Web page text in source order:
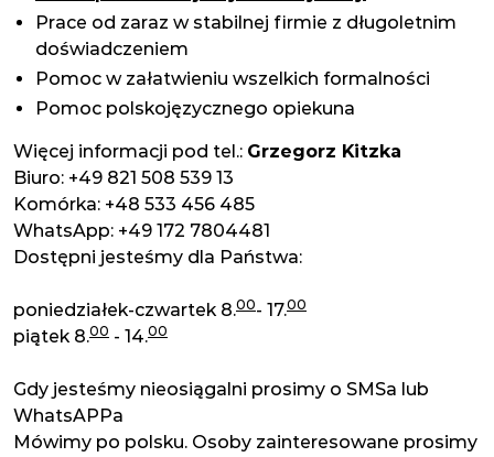
Prace od zaraz w stabilnej firmie z długoletnim
doświadczeniem
Pomoc w załatwieniu wszelkich formalności
Pomoc polskojęzycznego opiekuna
Więcej informacji pod tel.: Grzegorz Kitzka
Biuro: +49 821 508 539 13
Komórka: +48 533 456 485
WhatsApp: +49 172 7804481
Dostępni jesteśmy dla Państwa:
poniedziałek-czwartek 8.00- 17.00
piątek 8.00 - 14.00
Gdy jesteśmy nieosiągalni prosimy o SMSa lub
WhatsAPPa
Mówimy po polsku. Osoby zainteresowane prosimy